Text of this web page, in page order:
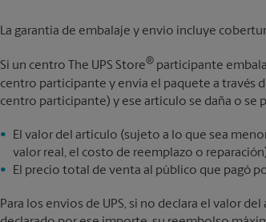
La garantía de embalaje y envío incluye
Si un centro The UPS Store® participante
centro participante y envía el paquete a través
centro participante) y ese artículo se daña o se
El valor del artículo (sujeto a lo que sea
valor real, el costo de reemplazo o
El precio total de venta al público que pagó
Para los envíos de UPS, si no declara el valor